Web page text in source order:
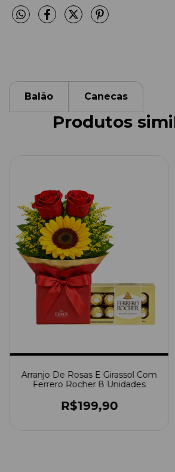
Balão Canecas
Produtos
Arranjo De Rosas E Girassol Com
Ferrero Rocher 8 Unidades
R$199,90